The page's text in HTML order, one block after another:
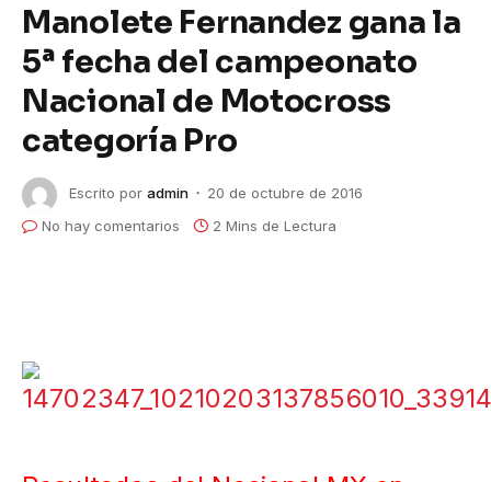
Manolete Fernandez gana la
5ª fecha del campeonato
Nacional de Motocross
categoría Pro
Escrito por admin
20 de octubre de 2016
No hay comentarios
2 Mins de Lectura